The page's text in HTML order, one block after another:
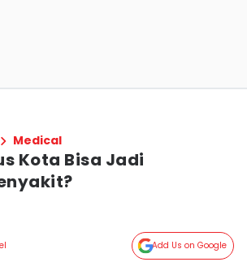
Medical
Kota Bisa Jadi
Add Us on Google